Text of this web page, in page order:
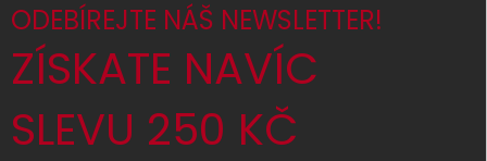
ODEBÍREJTE NÁŠ NEWSLETTER!
ZÍSKATE NAVÍC
SLEVU 250 KČ